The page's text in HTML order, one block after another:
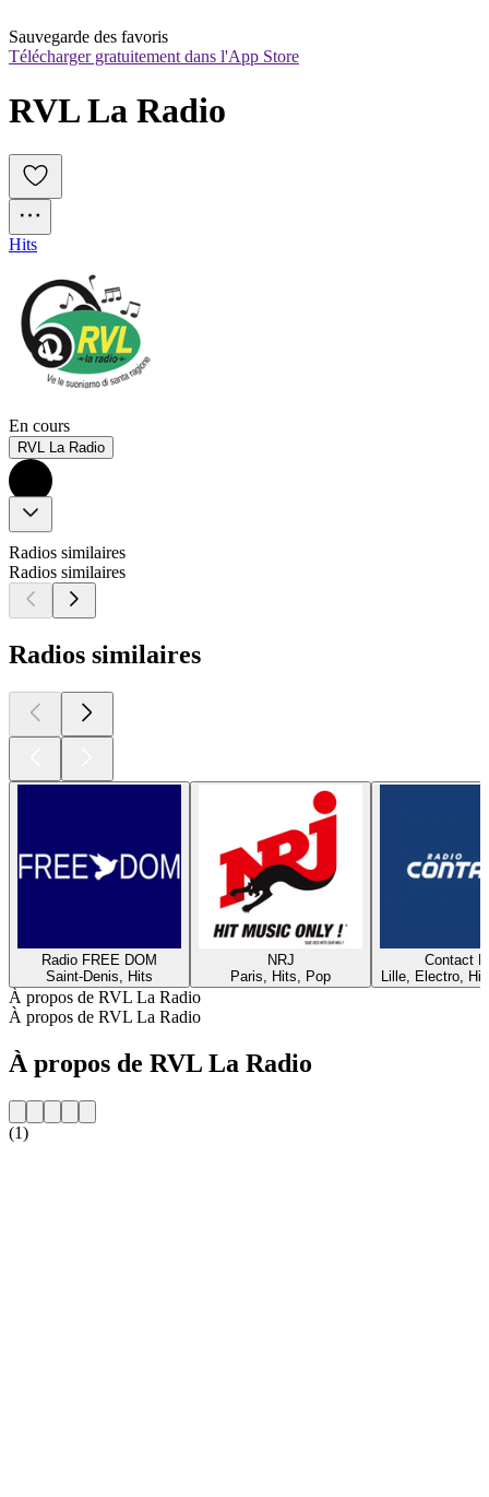
Sauvegarde des favoris
Télécharger gratuitement dans l'App Store
Hits
En cours
RVL La Radio
Radios similaires
Radios similaires
Radios similaires
Radio FREE DOM
Saint-Denis, Hits
NRJ
Paris, Hits, Pop
Contact
Lille, Electro,
À propos de RVL La Radio
À propos de RVL La Radio
À propos de RVL La Radio
(1)